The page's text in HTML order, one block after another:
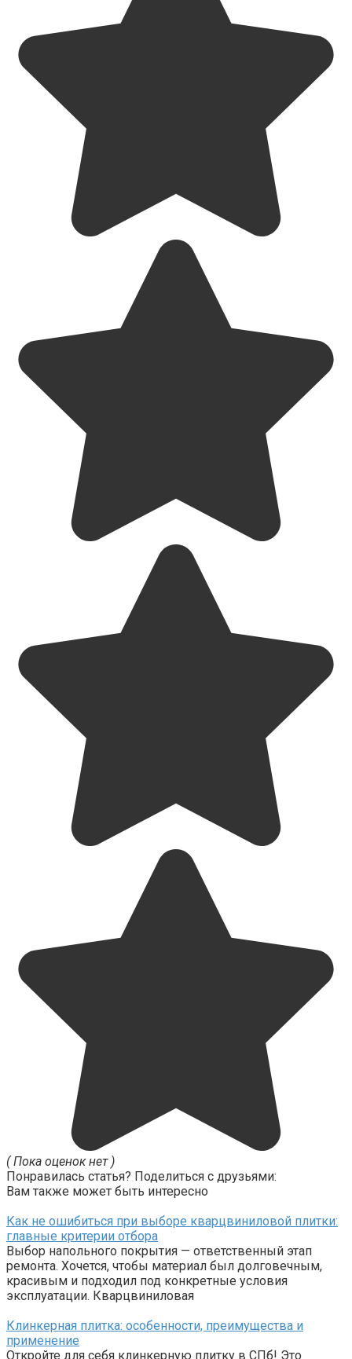
( Пока оценок нет )
Понравилась статья? Поделиться с друзьями:
Вам также может быть интересно
Как не ошибиться при выборе кварцвиниловой плитки:
главные критерии отбора
Выбор напольного покрытия — ответственный этап
ремонта. Хочется, чтобы материал был долговечным,
красивым и подходил под конкретные условия
эксплуатации. Кварцвиниловая
Клинкерная плитка: особенности, преимущества и
применение
Откройте для себя клинкерную плитку в СПб! Это